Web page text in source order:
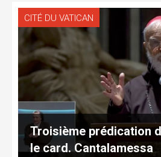
CITÉ DU VATICAN
Troisième prédication
le card. Cantalamessa